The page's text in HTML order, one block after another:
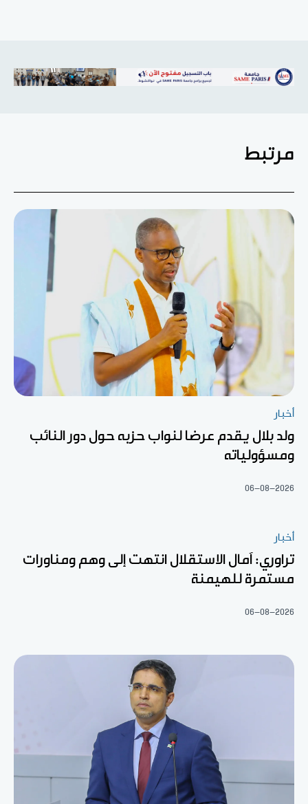
مرتبط
أخبار
ولد بلال يقدم عرضا لنواب حزبه حول دور النائب
ومسؤولياته
06-08-2026
أخبار
تراوري: آمال الاستقلال انتهت إلى وهم ومناورات
مستمرة للهيمنة
06-08-2026